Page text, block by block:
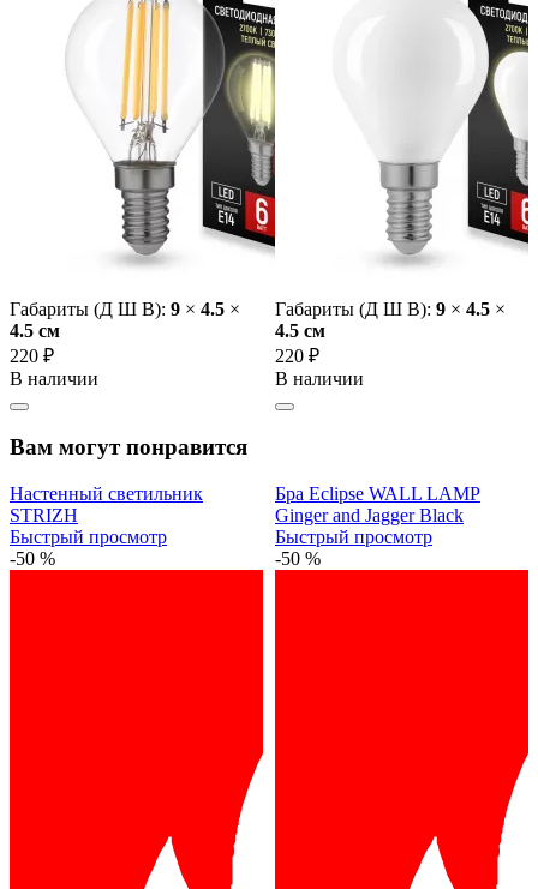
Габариты (Д Ш В): 9 × 4.5 ×
4.5 cм
220 ₽
В наличии
Габариты (Д Ш В): 9 × 4.5 ×
4.5 cм
220 ₽
В наличии
Вам могут понравится
Настенный светильник
STRIZH
Быстрый просмотр
-50 %
Бра Eclipse WALL LAMP
Ginger and Jagger Black
Быстрый просмотр
-50 %